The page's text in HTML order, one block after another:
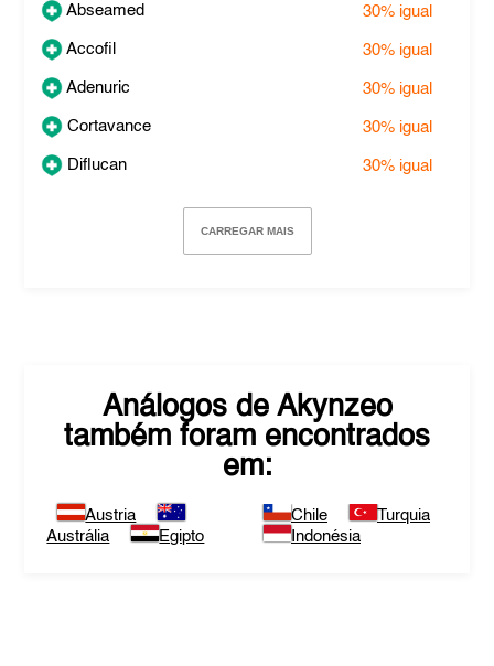
Abseamed 30% igual
Accofil 30% igual
Adenuric 30% igual
Cortavance 30% igual
Diflucan 30% igual
CARREGAR MAIS
Análogos de Akynzeo
também foram encontrados
em:
Austria
Austrália
Egipto
Chile
Turquia
Indonésia